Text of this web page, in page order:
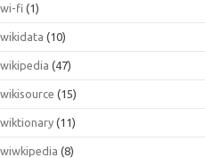
wi-fi (1)
wikidata (10)
wikipedia (47)
wikisource (15)
wiktionary (11)
wiwkipedia (8)